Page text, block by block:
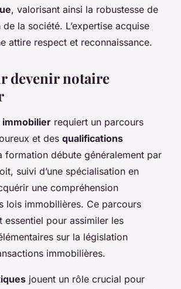
, valorisant ainsi la robustesse de
la société. L’expertise acquise
attire respect et reconnaissance.
devenir notaire
immobilier requiert un parcours
et des qualifications
formation débute généralement par
suivi d’une spécialisation en
une compréhension
lois immobilières. Ce parcours
essentiel pour assimiler les
sur la législation
immobilières.
jouent un rôle crucial pour